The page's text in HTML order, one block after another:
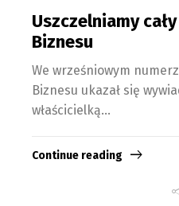
Uszczelniamy
Biznesu
We wrześniowym
Biznesu ukazał się
właścicielką...
Continue reading